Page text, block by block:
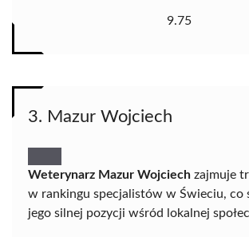
9.75
3. Mazur Wojciech
Weterynarz Mazur Wojciech zajmuje
w rankingu specjalistów w Świeciu, co
jego silnej pozycji wśród lokalnej